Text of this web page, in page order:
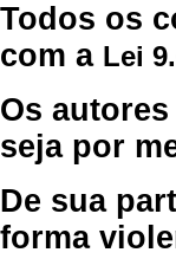
Todos os
com a Lei
Os
seja por
De sua
forma